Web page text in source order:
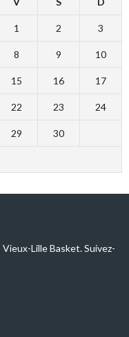
1 2 3
8 9 10
15 16 17
22 23 24
29 30
Lille Basket. Suivez-